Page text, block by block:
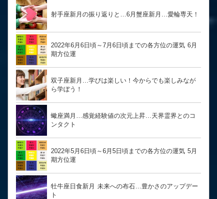
射手座新月の振り返りと…6月蟹座新月…愛輪専天！
2022年6月6日頃～7月6日頃までの各方位の運気 6月
期方位運
双子座新月…学びは楽しい！今からでも楽しみなが
ら学ぼう！
蠍座満月…感覚経験値の次元上昇…天界霊界とのコ
ンタクト
2022年5月6日頃～6月5日頃までの各方位の運気 5月
期方位運
牡牛座日食新月 未来への布石…豊かさのアップデー
ト